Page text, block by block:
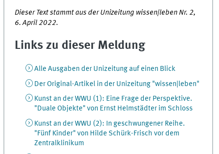
Dieser Text stammt aus der Unizeitung wissen|leben Nr. 2,
6. April 2022.
Links zu dieser Meldung
Alle Ausgaben der Unizeitung auf einen Blick
Der Original-Artikel in der Unizeitung "wissen|leben"
Kunst an der WWU (1): Eine Frage der Perspektive.
"Duale Objekte" von Ernst Helmstädter im Schloss
Kunst an der WWU (2): In geschwungener Reihe.
"Fünf Kinder" von Hilde Schürk-Frisch vor dem
Zentralklinikum